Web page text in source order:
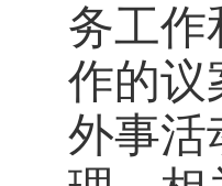
务工作
作的议
外事活